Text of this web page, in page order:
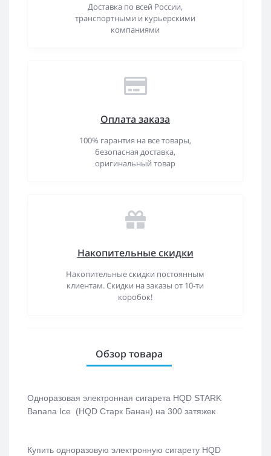
Доставка по всей России,
транспортными и курьерскими
компаниями
Оплата заказа
100% гарантия на все товары,
безопасная доставка,
оригинальный товар
Накопительные скидки
Накопительные скидки постоянным
клиентам. Скидки на заказы от 10-ти
коробок!
Обзор товара
Одноразовая электронная сигарета HQD STARK
Banana Ice (HQD Старк Банан) на 300 затяжек
Купить одноразовую электронную сигарету HQD